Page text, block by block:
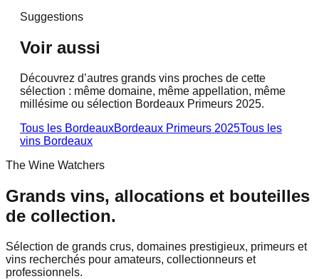
Suggestions
Voir aussi
Découvrez d’autres grands vins proches de cette
sélection : même domaine, même appellation, même
millésime ou sélection Bordeaux Primeurs 2025.
Tous les BordeauxBordeaux Primeurs 2025Tous les
vins Bordeaux
The Wine Watchers
Grands vins, allocations et bouteilles
de collection.
Sélection de grands crus, domaines prestigieux, primeurs et
vins recherchés pour amateurs, collectionneurs et
professionnels.